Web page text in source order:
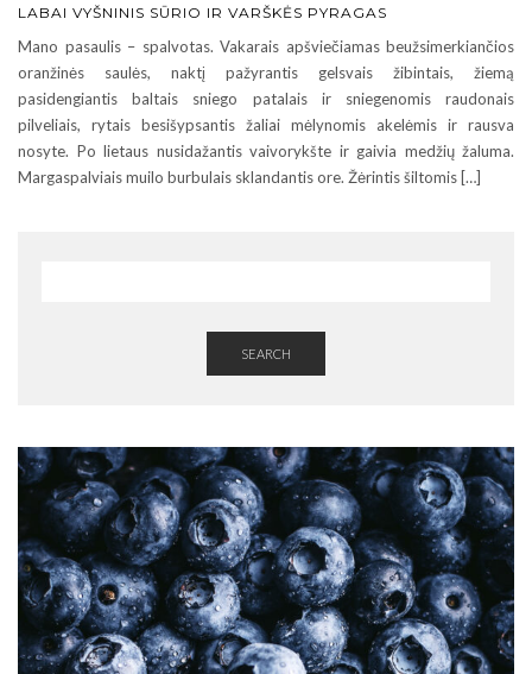
LABAI VYŠNINIS SŪRIO IR VARŠKĖS PYRAGAS
Mano pasaulis – spalvotas. Vakarais apšviečiamas beužsimerkiančios
oranžinės saulės, naktį pažyrantis gelsvais žibintais, žiemą
pasidengiantis baltais sniego patalais ir sniegenomis raudonais
pilveliais, rytais besišypsantis žaliai mėlynomis akelėmis ir rausva
nosyte. Po lietaus nusidažantis vaivorykšte ir gaivia medžių žaluma.
Margaspalviais muilo burbulais sklandantis ore. Žėrintis šiltomis […]
SEARCH